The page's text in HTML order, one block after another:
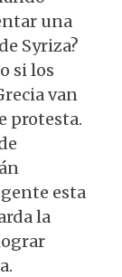
una
Syriza?
si los
van
protesta.
esta
la